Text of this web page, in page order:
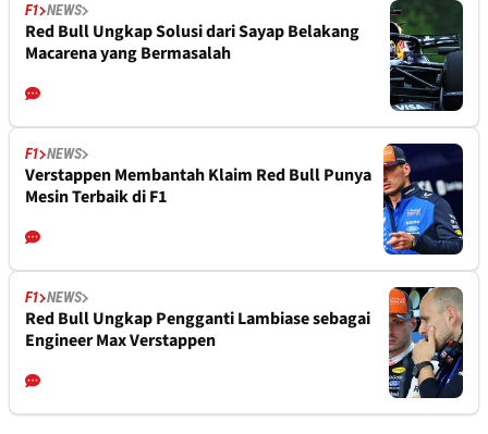
F1 NEWS
Red Bull Ungkap Solusi dari Sayap Belakang
Macarena yang Bermasalah
F1 NEWS
Verstappen Membantah Klaim Red Bull Punya
Mesin Terbaik di F1
F1 NEWS
Red Bull Ungkap Pengganti Lambiase sebagai
Engineer Max Verstappen